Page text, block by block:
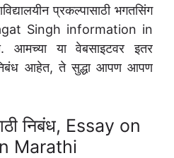
प्रकल्पासाठी भगतसिंग
Singh information in
या वेबसाइटवर इतर
निबंध आहेत, ते सुद्धा आपण आपण
निबंध, Essay on
Marathi